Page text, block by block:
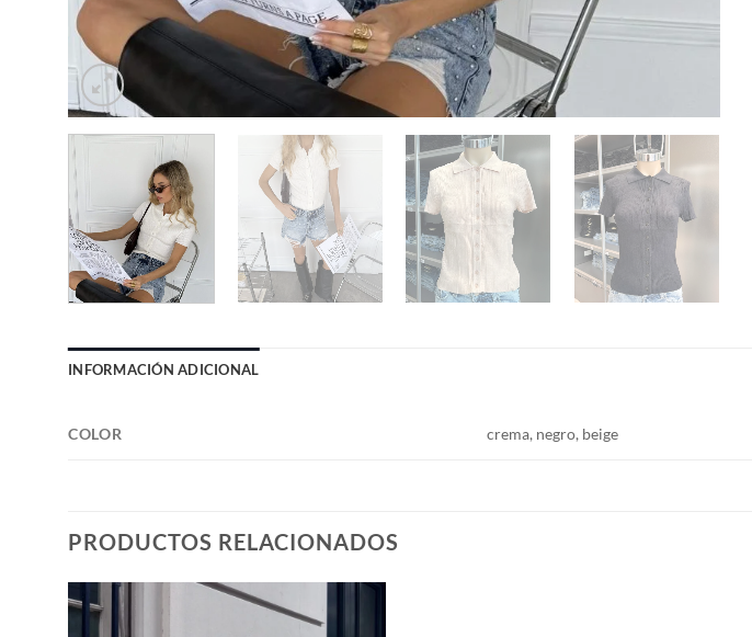
INFORMACIÓN ADICIONAL
COLOR crema, negro, beige
PRODUCTOS RELACIONADOS